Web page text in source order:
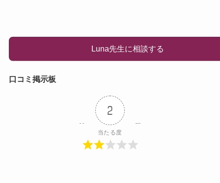
Luna先生に相談する
口コミ掲示板
2
当たる度